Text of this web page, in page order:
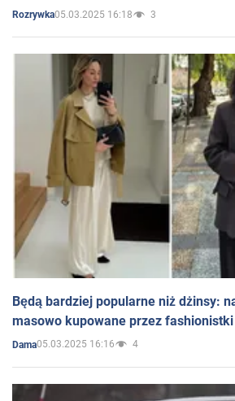
Rozrywka05.03.2025 16:18 3
Będą bardziej popularne niż dżinsy:
masowo kupowane przez fashionistki
Dama05.03.2025 16:16 4